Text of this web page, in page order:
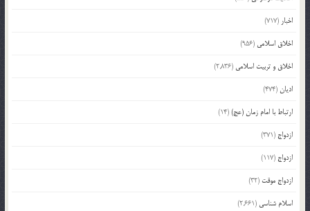
اخبار (717)
اخلاق اسلامی (956)
اخلاق و تربیت اسلامی (2,836)
ادیان(474)
ارتباط با امام زمان (عج)(14)
ازدواج (371)
ازدواج (117)
ازدواج موقت (32)
اسلام شناسی (2,661)